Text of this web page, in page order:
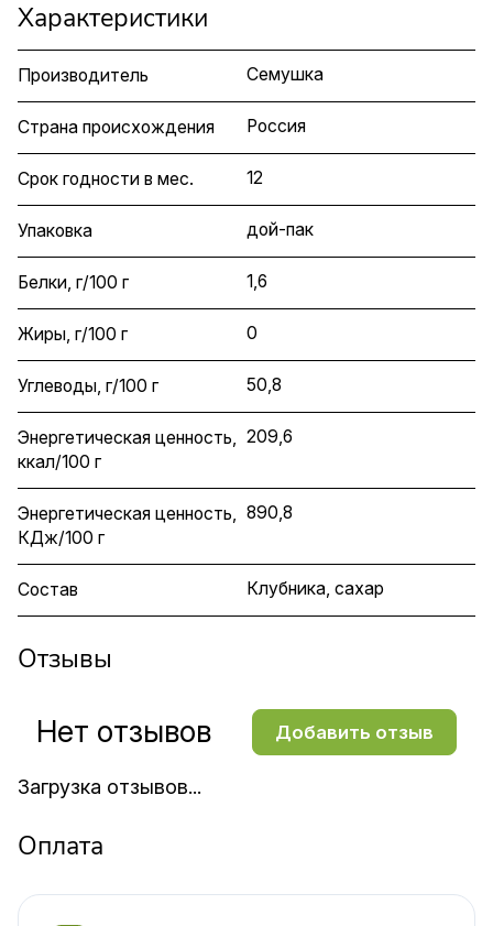
Характеристики
Производитель Семушка
Страна происхождения Россия
Срок годности в мес. 12
Упаковка дой-пак
Белки, г/100 г 1,6
Жиры, г/100 г 0
Углеводы, г/100 г 50,8
Энергетическая ценность,
ккал/100 г
209,6
Энергетическая ценность,
КДж/100 г
890,8
Состав Клубника, сахар
Отзывы
Загрузка отзывов...
Нет отзывов Добавить отзыв
Оплата